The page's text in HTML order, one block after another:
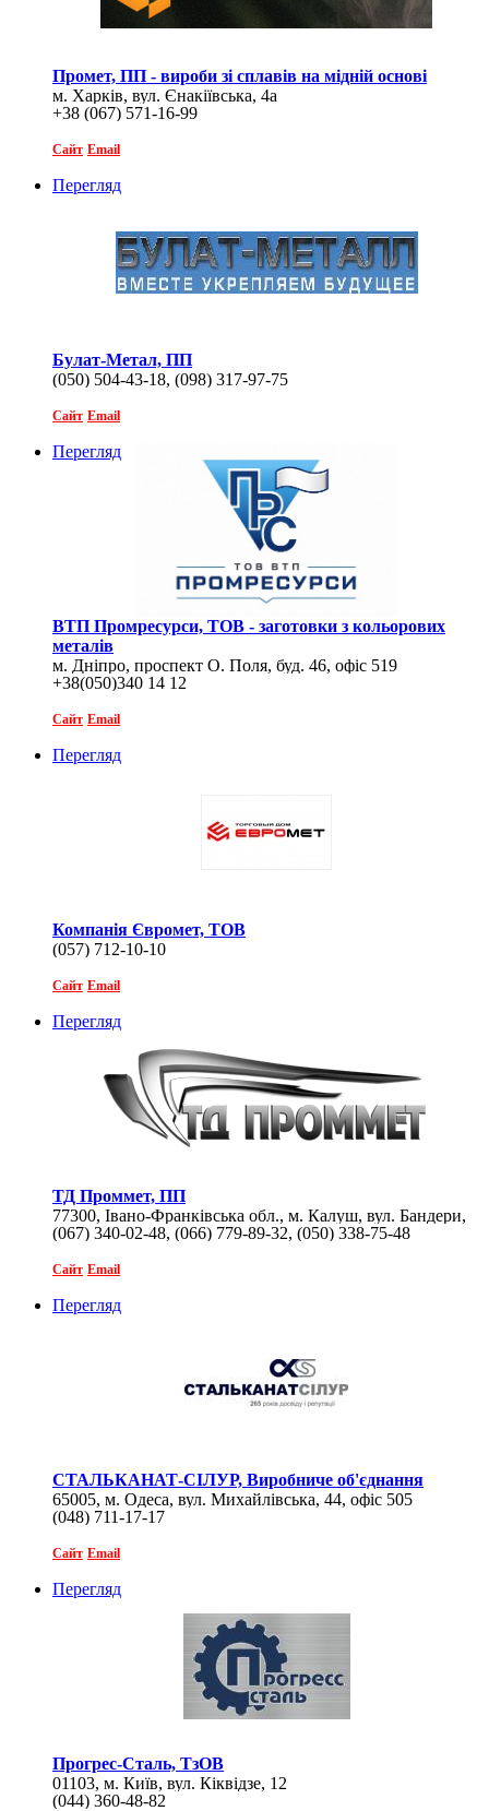
Промет, ПП - вироби зі сплавів на мідній основі
м. Харків, вул. Єнакіївська, 4а
+38 (067) 571-16-99
Сайт Email
Перегляд
Булат-Метал, ПП
(050) 504-43-18, (098) 317-97-75
Сайт Email
Перегляд
ВТП Промресурси, ТОВ - заготовки з кольорових
металів
м. Дніпро, проспект О. Поля, буд. 46, офіс 519
+38(050)340 14 12
Сайт Email
Перегляд
Компанія Євромет, ТОВ
(057) 712-10-10
Сайт Email
Перегляд
ТД Проммет, ПП
77300, Івано-Франківська обл., м. Калуш, вул. Бандери,
48
(067) 340-02-48, (066) 779-89-32, (050) 338-75-48
Сайт Email
Перегляд
СТАЛЬКАНАТ-СІЛУР, Виробниче об'єднання
65005, м. Одеса, вул. Михайлівська, 44, офіс 505
(048) 711-17-17
Сайт Email
Перегляд
Прогрес-Сталь, ТзОВ
01103, м. Київ, вул. Кіквідзе, 12
(044) 360-48-82